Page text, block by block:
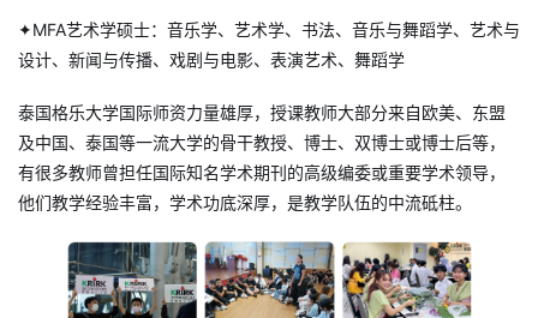
✦MFA艺术学硕士：音乐学、艺术学、书法、音乐与舞蹈学、艺术与
设计、新闻与传播、戏剧与电影、表演艺术、舞蹈学
泰国格乐大学国际师资力量雄厚，授课教师大部分来自欧美、东盟
及中国、泰国等一流大学的骨干教授、博士、双博士或博士后等，
有很多教师曾担任国际知名学术期刊的高级编委或重要学术领导，
他们教学经验丰富，学术功底深厚，是教学队伍的中流砥柱。